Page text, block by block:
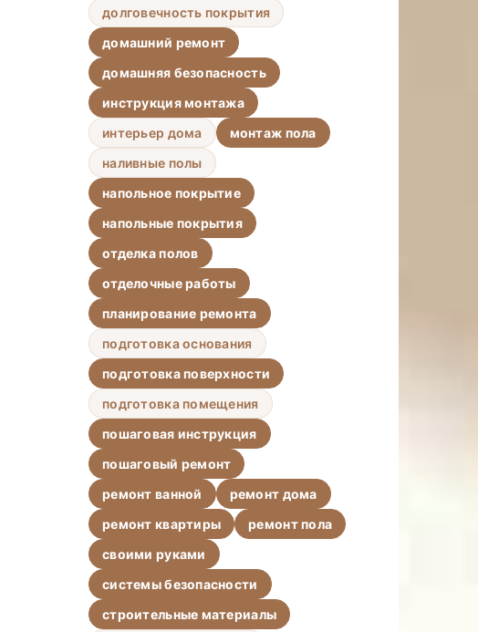
долговечность покрытия
домашний ремонт
домашняя безопасность
инструкция монтажа
интерьер дома
монтаж пола
наливные полы
напольное покрытие
напольные покрытия
отделка полов
отделочные работы
планирование ремонта
подготовка основания
подготовка поверхности
подготовка помещения
пошаговая инструкция
пошаговый ремонт
ремонт ванной
ремонт дома
ремонт квартиры
ремонт пола
своими руками
системы безопасности
строительные материалы